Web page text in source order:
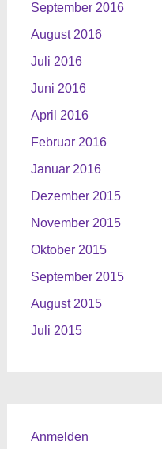
September 2016
August 2016
Juli 2016
Juni 2016
April 2016
Februar 2016
Januar 2016
Dezember 2015
November 2015
Oktober 2015
September 2015
August 2015
Juli 2015
Anmelden